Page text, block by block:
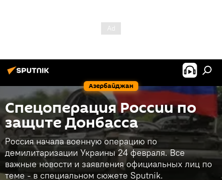
Азербайджан
Спецоперация России по
защите Донбасса
Россия начала военную операцию по
демилитаризации Украины 24 февраля. Все
важные новости и заявления официальных лиц по
теме - в специальном сюжете Sputnik.